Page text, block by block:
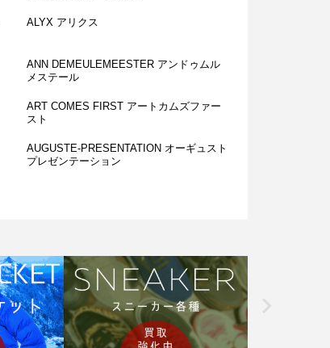
ALYX アリクス
ANN DEMEULEMEESTER アンドゥムル
メステール
ART COMES FIRST アートカムズファー
スト
AUGUSTE-PRESENTATION オーギュスト
プレゼンテーション